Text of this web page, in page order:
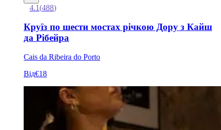
4.1(488)
Круїз по шести мостах річкою Дору з Кайш
да Рібейра
Cais da Ribeira do Porto
Від€18